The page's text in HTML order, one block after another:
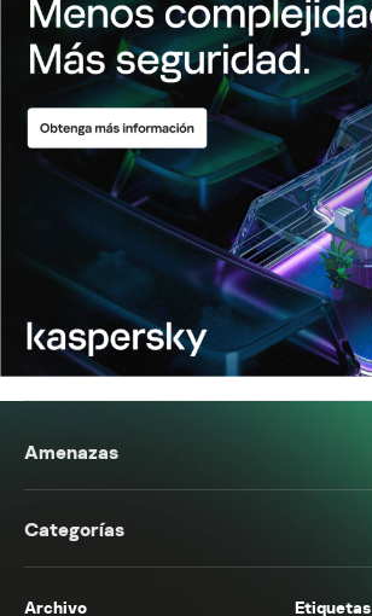
Amenazas
Categorías
Archivo Etiquetas